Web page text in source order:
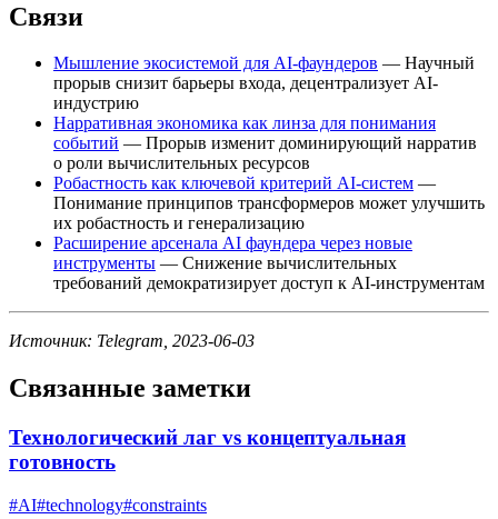
Связи
Мышление экосистемой для AI-фаундеров — Научный
прорыв снизит барьеры входа, децентрализует AI-
индустрию
Нарративная экономика как линза для понимания
событий — Прорыв изменит доминирующий нарратив
о роли вычислительных ресурсов
Робастность как ключевой критерий AI-систем —
Понимание принципов трансформеров может улучшить
их робастность и генерализацию
Расширение арсенала AI фаундера через новые
инструменты — Снижение вычислительных
требований демократизирует доступ к AI-инструментам
Источник: Telegram, 2023-06-03
Связанные заметки
Технологический лаг vs концептуальная
готовность
#AI#technology#constraints